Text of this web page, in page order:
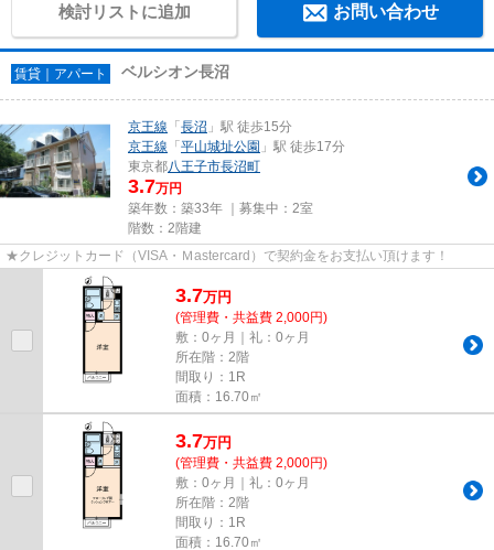
検討リストに追加 お問い合わせ
賃貸｜アパート ベルシオン長沼
京王線 「 長沼 」駅 徒歩15分
京王線 「 平山城址公園 」駅 徒歩17分
東京都八王子市長沼町
3.7万円
築年数：築33年 ｜募集中： 2室
階数：2階建
★クレジットカード（VISA・Ｍastercard）で契約金をお支払い頂けます！
3.7万円
(管理費・共益費 2,000円)
敷：0ヶ月｜礼：0ヶ月
所在階：2階
間取り：1R
面積：16.70㎡
3.7万円
(管理費・共益費 2,000円)
敷：0ヶ月｜礼：0ヶ月
所在階：2階
間取り：1R
面積：16.70㎡